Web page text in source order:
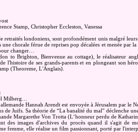
Stamp, Christopher Eccleston, Vanessa
londoniens, sont profondément unis malgré
une chorale férue de reprises pop décalées et menée
changer…
to Brighton, Bienvenue au cottage), le réalisateur
l'histoire de ses grands-parents et en plongeant son
(Theoreme, L'Anglais).
Milberg…
Hannah Arendt est envoyée à Jérusalem par
de Juifs. Sa théorie de “La banalité du mal” déclenche
Margarethe Von Trotta (L‘honneur perdu de
des images d'archives du procès quand il s'agit de
femme, elle réalise un film passionnant, porté par